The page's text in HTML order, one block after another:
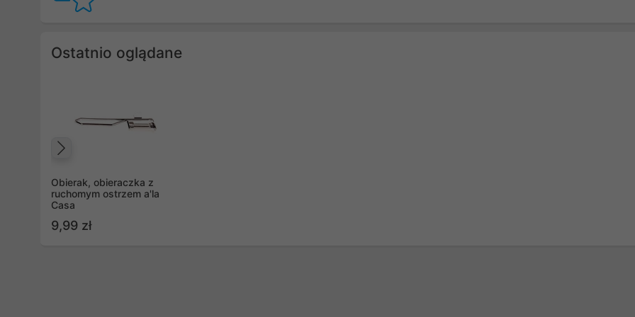
Ostatnio oglądane
Obierak, obieraczka z
ruchomym ostrzem a'la
Casa
9,99 zł